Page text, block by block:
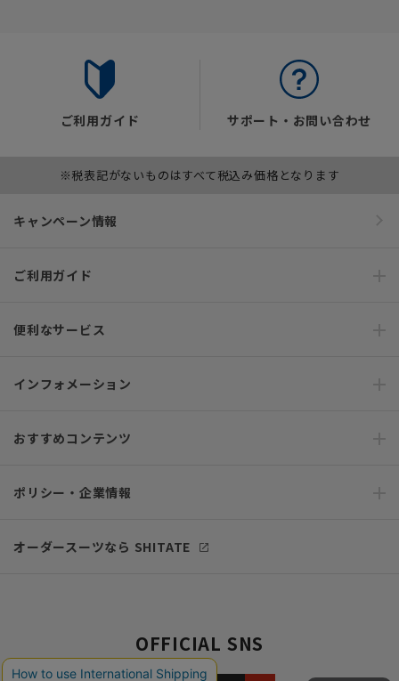
ご利用ガイド サポート・お問い合わせ
※税表記がないものはすべて税込み価格となります
キャンペーン情報
ご利用ガイド
便利なサービス
インフォメーション
おすすめコンテンツ
ポリシー・企業情報
オーダースーツなら SHITATE
OFFICIAL SNS